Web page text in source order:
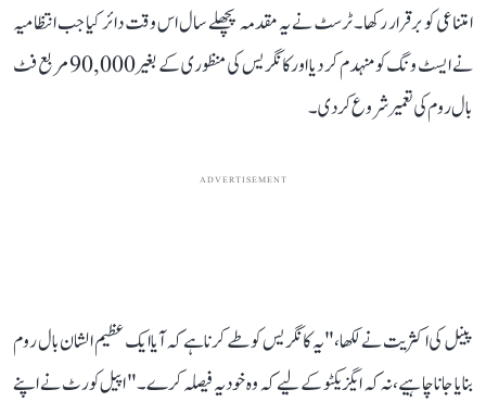
امتناعی کو برقرار رکھا۔ ٹرسٹ نے یہ مقدمہ پچھلے سال اس وقت دائر کیا جب انتظامیہ
نے ایسٹ ونگ کو منہدم کر دیا اور کانگریس کی منظوری کے بغیر 90,000 مربع فٹ
بال روم کی تعمیر شروع کر دی۔
ADVERTISEMENT
پینل کی اکثریت نے لکھا، "یہ کانگریس کو طے کرنا ہے کہ آیا ایک عظیم الشان بال روم
بنایا جانا چاہیے، نہ کہ ایگزیکٹو کے لیے کہ وہ خود یہ فیصلہ کرے۔" اپیل کورٹ نے اپنے